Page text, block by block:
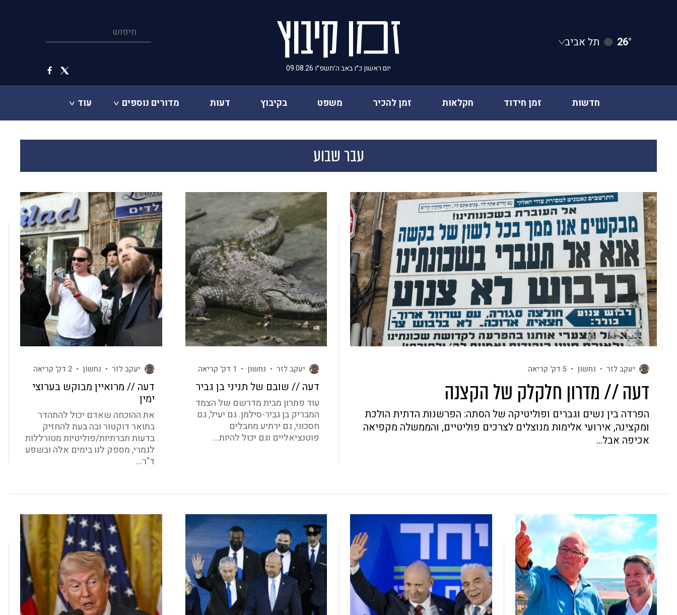
26° תל אביב
יום ראשון כ״ו באב ה׳תשפ״ו 09.08.26
חדשות זמן חידוד חקלאות זמן להכיר משפט בקיבוץ דעות מדורים נוספים עוד
עבר שבוע
יעקב לזר • נחשון • 5 דק' קריאה
דעה // מדרון חלקלק של הקצנה
הפרדה בין נשים וגברים ופוליטיקה של הסתה: הפרשנות הדתית הולכת
ומקצינה, אירועי אלימות מנוצלים לצרכים פוליטיים, והממשלה מקפיאה
אכיפה אבל...
יעקב לזר • נחשון • 1 דק' קריאה
דעה // שובם של תניני בן גביר
עוד פתרון מבית מדרשם של הצמד
המבריק בן גביר-סילמן. גם יעיל, גם
חסכוני, גם ירתיע מחבלים
פוטנציאליים וגם יכול להיות...
יעקב לזר • נחשון • 2 דק' קריאה
דעה // מרואיין מבוקש בערוצי
ימין
את ההוכחה שאדם יכול להתהדר
בתואר דוקטור ובה בעת להחזיק
בדעות חברתיות/פוליטיות מטורללות
לגמרי, מספק לנו בימים אלה ובשפע
ד"ר...